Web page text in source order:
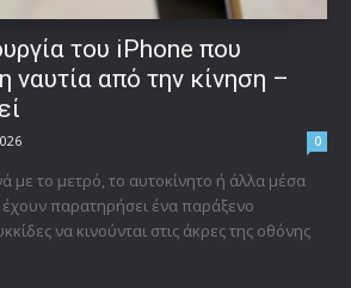
του iPhone που
ναυτία από την κίνηση –
0
με το μετρό, το αυτοκίνητο ή άλλα μέσα
παρατηρήσει ένα παράξενο
να κινούνται στις άκρες της οθόνης